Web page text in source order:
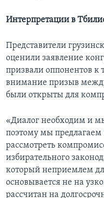
Интерпретации в
Представители
оценили заявление
призвали оппонентов к
внимание призыв
были открыты для
«Диалог необходим и
поэтому мы
рассмотреть
избирательного
который неприемлем
основывается не на
рассчитан на